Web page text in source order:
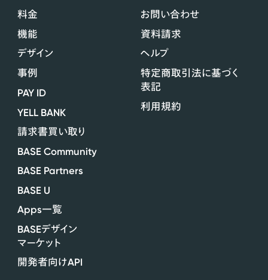
料金
機能
デザイン
事例
PAY ID
YELL BANK
請求書買い取り
BASE Community
BASE Partners
BASE U
Apps一覧
BASEデザイン
マーケット
開発者向けAPI
お問い合わせ
資料請求
ヘルプ
特定商取引法に基づく
表記
利用規約